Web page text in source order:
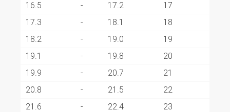
16.5
- 17.2
17
17.3
- 18.1
18
18.2
- 19.0
19
19.1
- 19.8
20
19.9
- 20.7
21
20.8
- 21.5
22
21.6
- 22.4
23